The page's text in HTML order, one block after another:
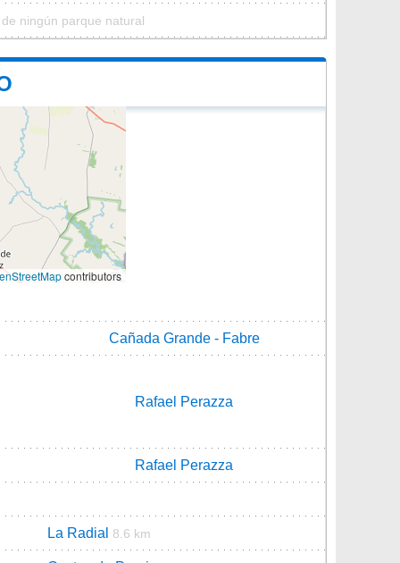
ningún parque natural
contributors
Cañada Grande - Fabre
Rafael Perazza
Rafael Perazza
La Radial 8.6 km